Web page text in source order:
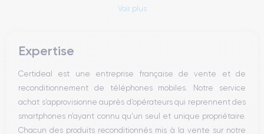
Voir plus
Expertise
Certideal est une entreprise française de vente et de
reconditionnement de téléphones mobiles. Notre service
achat s’approvisionne auprès d’opérateurs qui reprennent des
smartphones n’ayant connu qu’un seul et unique propriétaire.
Chacun des produits reconditionnés mis à la vente sur notre